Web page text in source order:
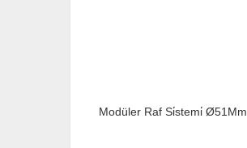
Modüler Raf Si̇stemi̇ Ø51Mm